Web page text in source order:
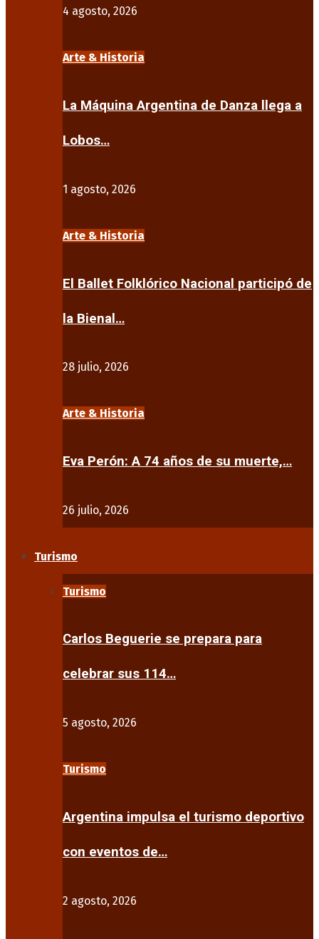
4 agosto, 2026
Arte & Historia
La Máquina Argentina de Danza llega a
Lobos…
1 agosto, 2026
Arte & Historia
El Ballet Folklórico Nacional participó de
la Bienal…
28 julio, 2026
Arte & Historia
Eva Perón: A 74 años de su muerte,…
26 julio, 2026
Turismo
Turismo
Carlos Beguerie se prepara para
celebrar sus 114…
5 agosto, 2026
Turismo
Argentina impulsa el turismo deportivo
con eventos de…
2 agosto, 2026